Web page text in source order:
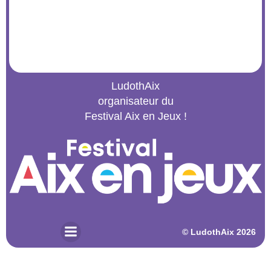
LudothAix
organisateur du
Festival Aix en Jeux !
© LudothAix 2026